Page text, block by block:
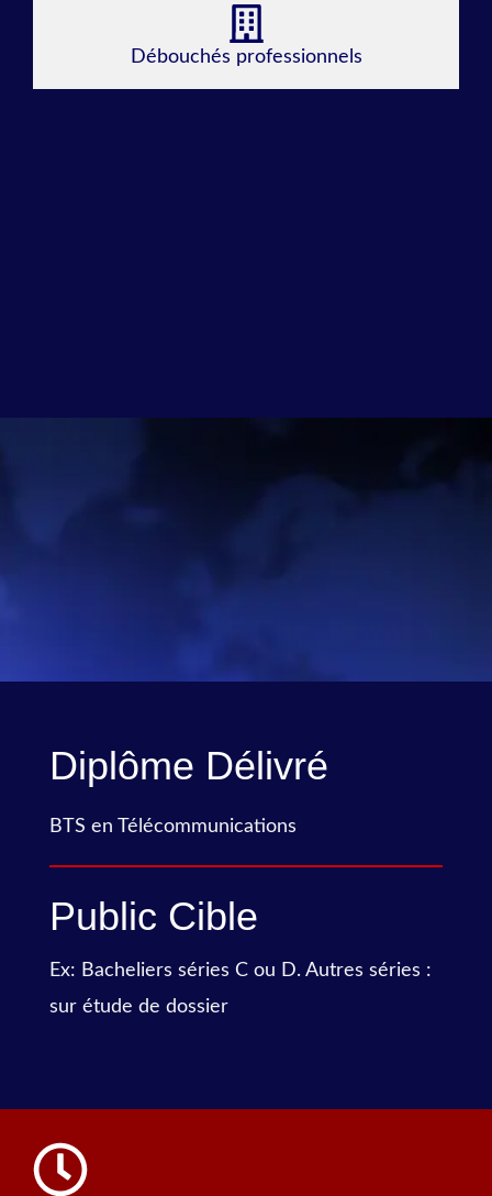
Débouchés professionnels
Diplôme Délivré
BTS en Télécommunications
Public Cible
Ex: Bacheliers séries C ou D. Autres séries :
sur étude de dossier